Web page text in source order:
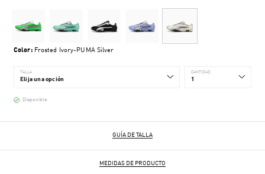
Color: Frosted Ivory-PUMA Silver
TALLA CANTIDAD
Disponible
GUÍA DE TALLA
MEDIDAS DE PRODUCTO